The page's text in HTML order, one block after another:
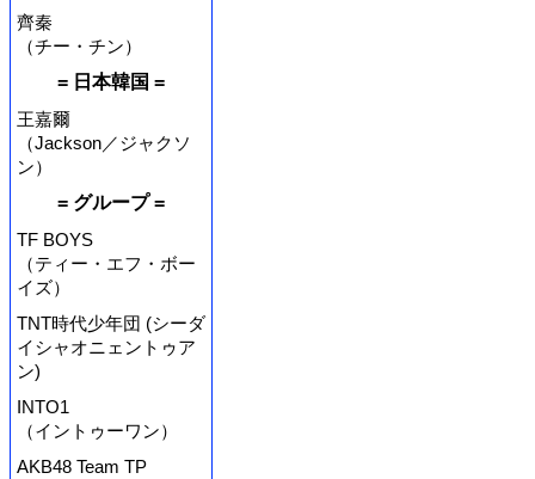
齊秦
（チー・チン）
= 日本韓国 =
王嘉爾
（Jackson／ジャクソ
ン）
= グループ =
TF BOYS
（ティー・エフ・ボー
イズ）
TNT時代少年団 (シーダ
イシャオニェントゥア
ン)
INTO1
（イントゥーワン）
AKB48 Team TP